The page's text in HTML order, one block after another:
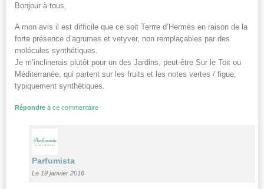
Bonjour à tous,
A mon avis il est difficile que ce soit Terrre d’Hermès en raison de la
forte présence d’agrumes et vetyver, non remplaçables par des
molécules synthétiques.
Je m’inclinerais plutôt pour un des Jardins, peut-être Sur le Toit ou
Méditerranée, qui partent sur les fruits et les notes vertes / figue,
typiquement synthétiques.
Répondre à ce commentaire
Parfumista
Le 19 janvier 2016